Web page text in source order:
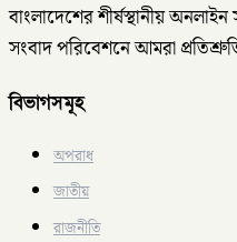
বাংলাদেশের শীর্ষস্থানীয়
সংবাদ পরিবেশনে আমরা
বিভাগসমূহ
অপরাধ
জাতীয়
রাজনীতি